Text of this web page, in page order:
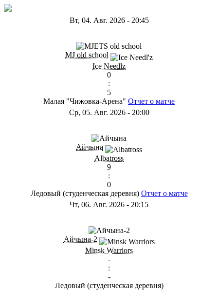
Вт, 04. Авг. 2026- 20:45
MJ old school
Ice Needlz
0
:
5
Малая "Чижовка-Арена" Отчет о матче
Ср, 05. Авг. 2026- 20:00
Айчына
Albatross
9
:
0
Ледовый (студенческая деревня) Отчет о матче
Чт, 06. Авг. 2026 - 20:15
Айчына-2
Minsk Warriors
-
:
-
Ледовый (студенческая деревня)